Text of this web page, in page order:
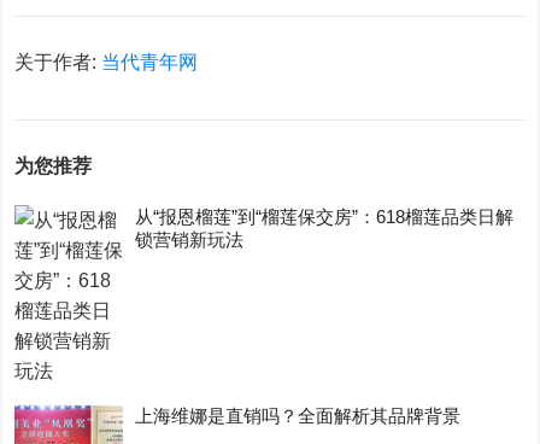
关于作者: 当代青年网
为您推荐
从“报恩榴莲”到“榴莲保交房”：618榴莲品类日解
锁营销新玩法
上海维娜是直销吗？全面解析其品牌背景